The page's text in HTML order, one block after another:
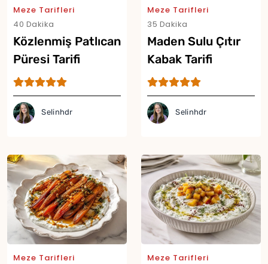
Meze Tarifleri
40 Dakika
Közlenmiş Patlıcan
Püresi Tarifi
Selinhdr
Meze Tarifleri
35 Dakika
Maden Sulu Çıtır
Kabak Tarifi
Selinhdr
Meze Tarifleri
Meze Tarifleri